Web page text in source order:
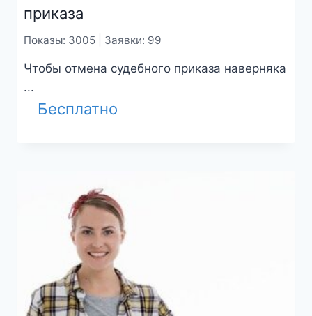
приказа
Показы: 3005 | Заявки: 99
Чтобы отмена судебного приказа наверняка
...
Бесплатно